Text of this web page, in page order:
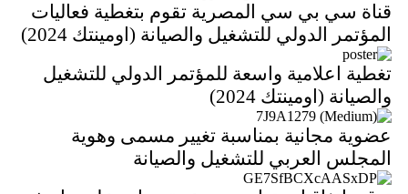
قناة سي بي سي المصرية تقوم بتغطية فعاليات
المؤتمر الدولي للتشغيل والصيانة (اومينتك 2024)
تغطية اعلامية واسعة للمؤتمر الدولي للتشغيل
والصيانة (اومينتك 2024)
عضوية مجانية بمناسبة تغيير مسمى وهوية
المجلس العربي للتشغيل والصيانة